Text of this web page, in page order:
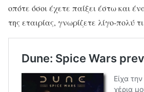
οπότε όσοι έχετε παίξει έστω και
της εταιρίας, γνωρίζετε λίγο-πολύ